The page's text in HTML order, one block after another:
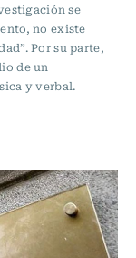
se
no existe
Por su parte,
de un
y verbal.